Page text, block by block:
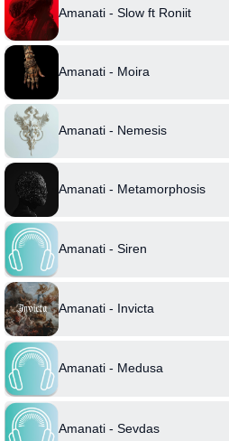
Amanati - Slow ft Roniit
Amanati - Moira
Amanati - Nemesis
Amanati - Metamorphosis
Amanati - Siren
Amanati - Invicta
Amanati - Medusa
Amanati - Sevdas